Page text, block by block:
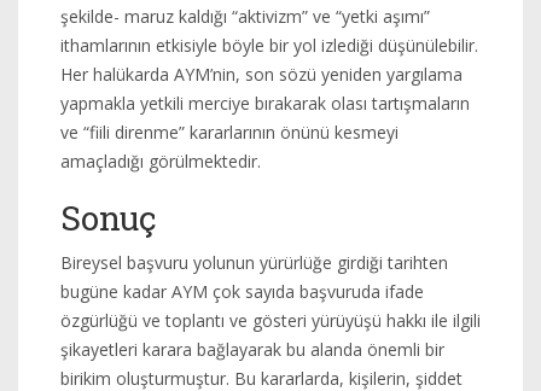
şekilde- maruz kaldığı “aktivizm” ve “yetki aşımı”
ithamlarının etkisiyle böyle bir yol izlediği düşünülebilir.
Her halükarda AYM’nin, son sözü yeniden yargılama
yapmakla yetkili merciye bırakarak olası tartışmaların
ve “fiili direnme” kararlarının önünü kesmeyi
amaçladığı görülmektedir.
Sonuç
Bireysel başvuru yolunun yürürlüğe girdiği tarihten
bugüne kadar AYM çok sayıda başvuruda ifade
özgürlüğü ve toplantı ve gösteri yürüyüşü hakkı ile ilgili
şikayetleri karara bağlayarak bu alanda önemli bir
birikim oluşturmuştur. Bu kararlarda, kişilerin, şiddet